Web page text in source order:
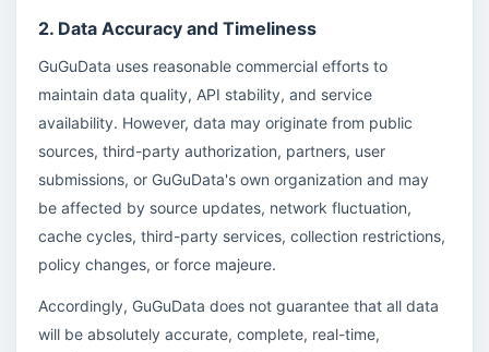
2. Data Accuracy and Timeliness
GuGuData uses reasonable commercial efforts to
maintain data quality, API stability, and service
availability. However, data may originate from public
sources, third-party authorization, partners, user
submissions, or GuGuData's own organization and may
be affected by source updates, network fluctuation,
cache cycles, third-party services, collection restrictions,
policy changes, or force majeure.
Accordingly, GuGuData does not guarantee that all data
will be absolutely accurate, complete, real-time,